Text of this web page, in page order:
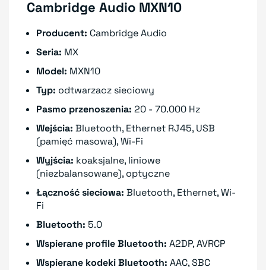
Cambridge Audio MXN10
Producent: Cambridge Audio
Seria: MX
Model: MXN10
Typ: odtwarzacz sieciowy
Pasmo przenoszenia: 20 - 70.000 Hz
Wejścia: Bluetooth, Ethernet RJ45, USB
(pamięć masowa), Wi-Fi
Wyjścia: koaksjalne, liniowe
(niezbalansowane), optyczne
Łączność sieciowa: Bluetooth, Ethernet, Wi-
Fi
Bluetooth: 5.0
Wspierane profile Bluetooth: A2DP, AVRCP
Wspierane kodeki Bluetooth: AAC, SBC